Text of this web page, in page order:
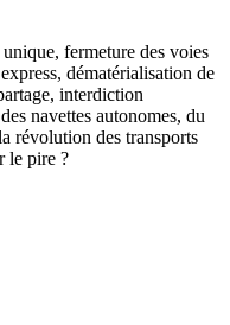
fermeture des voies
dématérialisation de
interdiction
navettes autonomes, du
révolution des transports
le pire ?